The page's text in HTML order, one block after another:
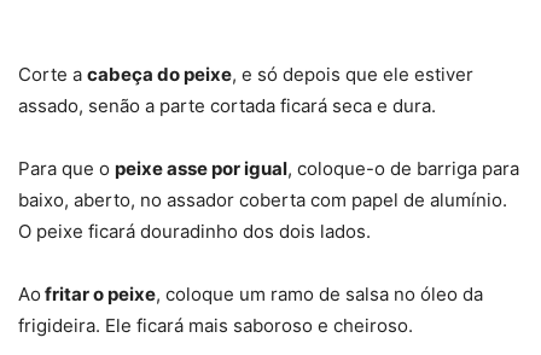
Corte a cabeça do peixe, e só depois que ele estiver
assado, senão a parte cortada ficará seca e dura.
Para que o peixe asse por igual, coloque-o de barriga para
baixo, aberto, no assador coberta com papel de alumínio.
O peixe ficará douradinho dos dois lados.
Ao fritar o peixe, coloque um ramo de salsa no óleo da
frigideira. Ele ficará mais saboroso e cheiroso.